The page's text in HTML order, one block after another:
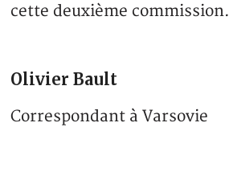
cette deuxième commission.
Olivier Bault
Correspondant à Varsovie